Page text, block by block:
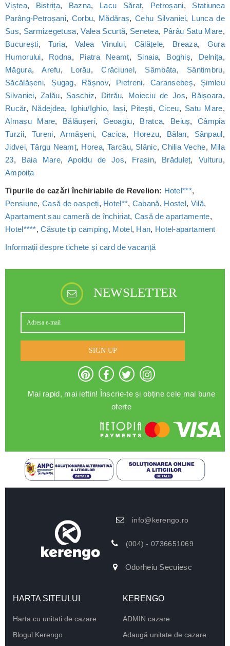
Viștea, Bistrița, Bazna, Lacu Sărat, Petroșani, Statiunea
Parâng-Petroșani, Corbu, Mădăraș, Cehu Silvaniei, Lunca de
Sus, Sarmizegetusa,Valea Scurtă, Senetea, Pârâu Satu Mare,
București, Turia, Valea Vinului, Călățele, Breaza, Gura
Humorului, Rodna, Piatra Neamț, Sinaia, Boghiș, Delnița,
Măgura,Arefu, Lorău,Crăciunel, Sâmbăta, Sântimbru,
Săcălășeni, Șugag, Râșnov, Pietreni, Caransebeș, Șimleu
Silvaniei,Zalău, Saschiz, Ditrău, Moieciu de Jos, Băișoara,
Rucăr, Nădejdea, Ighiu/Ighìo, Iași, Pitești,Ciceu, Satu Mare,
Almașu Mare, Bălăușeri, Geoagiu, Bratca, Beiuș,Câmpia
Turzii, Tureni,Armășeni, Cacica, Horezu, Bălan, Sânpaul,
Jidvei,Târgu Neamț, Horea,Tarcău, Slănic,Chilia Veche, Mila
23, Baia Mare,Apoldu de Jos, Frasin, Brăduleț, Vulturu,
Ampoița
Tipurile de cazări închiriabile de Revelion: Hotel***,
Pensiune,Casă de oaspeți, Hotel**, Cabană, Hostel, Vilă,
Apartament sau cameră de închiriat, Casă de apartamente,
Hotel****,Căsuțe tip camping, Motel, Han, Hotel-apartament
Informații despre tichete și card de vacanță
NEWSLETTER
SIGN UP
Mai rapid, mai ieftin! Înscrie-te și obține cele mai bune
oferte
info@kerengo.ro
(004) - 0736651069
Odorheiu Secuiesc
HARTA SITEULUI
Harta cu unitati de cazare
Blogul Kerengo
KERENGO
ADMIN cazare
Adaugă unitate de cazare